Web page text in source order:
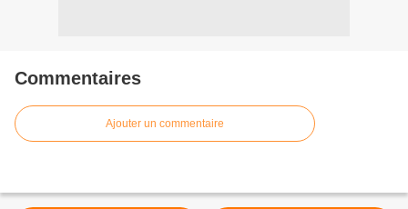
Commentaires
Ajouter un commentaire